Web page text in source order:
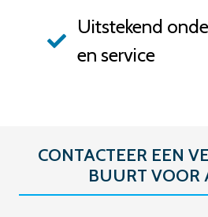
Uitstekend
en service
CONTACTEER EEN
BUURT VOOR